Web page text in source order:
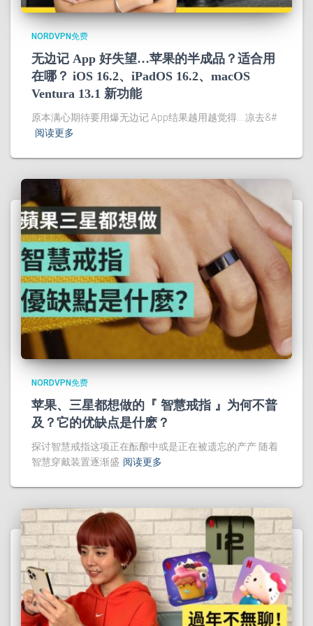
NORDVPN免费
无边记 App 好失望…苹果的半成品？适合用
在哪？ iOS 16.2、iPadOS 16.2、macOS
Ventura 13.1 新功能
原本满心期待要用爆无边记 App结果越用越觉得….凉去&#
阅读更多
NORDVPN免费
苹果、三星都想做的『 智慧戒指 』为何不普
及？它的优缺点是什麽？
探讨智慧戒指这项正在酝酿中或是正在被遗忘的产产 随着
智慧穿戴装置逐渐盛 阅读更多